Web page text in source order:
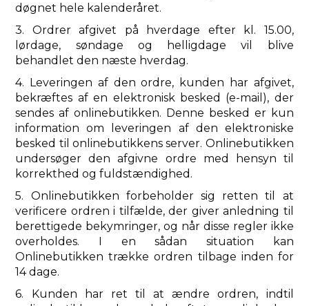
døgnet hele kalenderåret.
3. Ordrer afgivet på hverdage efter kl. 15.00,
lørdage, søndage og helligdage vil blive
behandlet den næste hverdag.
4. Leveringen af ​​den ordre, kunden har afgivet,
bekræftes af en elektronisk besked (e-mail), der
sendes af onlinebutikken. Denne besked er kun
information om leveringen af ​​den elektroniske
besked til onlinebutikkens server. Onlinebutikken
undersøger den afgivne ordre med hensyn til
korrekthed og fuldstændighed.
5. Onlinebutikken forbeholder sig retten til at
verificere ordren i tilfælde, der giver anledning til
berettigede bekymringer, og når disse regler ikke
overholdes. I en sådan situation kan
Onlinebutikken trække ordren tilbage inden for
14 dage.
6. Kunden har ret til at ændre ordren, indtil